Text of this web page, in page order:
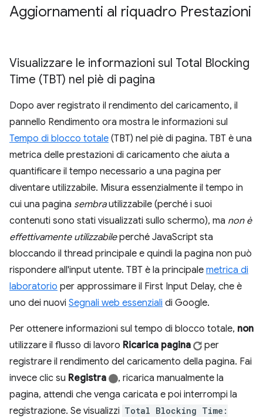
Aggiornamenti al riquadro Prestazioni
Visualizzare le informazioni sul Total Blocking
Time (TBT) nel piè di pagina
Dopo aver registrato il rendimento del caricamento, il
pannello Rendimento ora mostra le informazioni sul
Tempo di blocco totale (TBT) nel piè di pagina. TBT è una
metrica delle prestazioni di caricamento che aiuta a
quantificare il tempo necessario a una pagina per
diventare utilizzabile. Misura essenzialmente il tempo in
cui una pagina sembrautilizzabile (perché i suoi
contenuti sono stati visualizzati sullo schermo), ma non è
effettivamente utilizzabileperché JavaScript sta
bloccando il thread principale e quindi la pagina non può
rispondere all'input utente. TBT è la principale metrica di
laboratorio per approssimare il First Input Delay, che è
uno dei nuovi Segnali web essenziali di Google.
Per ottenere informazioni sul tempo di blocco totale, non
utilizzare il flusso di lavoro Ricarica pagina
per
registrare il rendimento del caricamento della pagina. Fai
invece clic su Registra
, ricarica manualmente la
pagina, attendi che venga caricata e poi interrompi la
registrazione. Se visualizzi Total Blocking Time: